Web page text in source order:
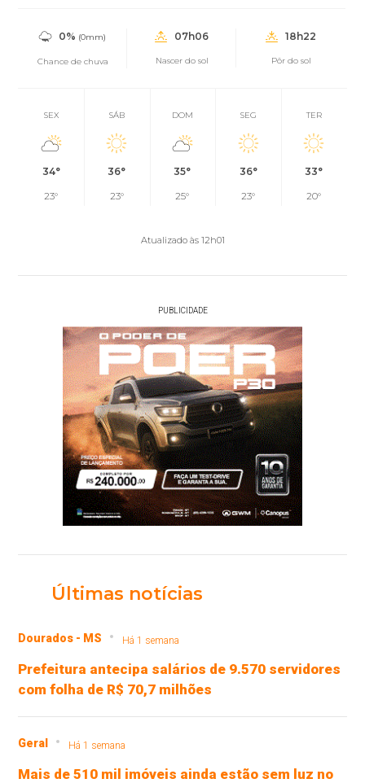
0% (0mm)
Chance de chuva
07h06
Nascer do sol
18h22
Pôr do sol
SEX
34°
23°
SÁB
36°
23°
DOM
35°
25°
SEG
36°
23°
TER
33°
20°
Atualizado às 12h01
PUBLICIDADE
Últimas notícias
Dourados - MS Há 1 semana
Prefeitura antecipa salários de 9.570 servidores
com folha de R$ 70,7 milhões
Geral Há 1 semana
Mais de 510 mil imóveis ainda estão sem luz no